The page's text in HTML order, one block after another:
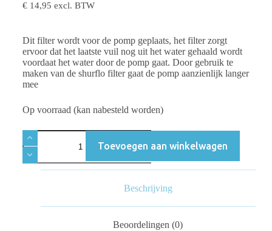
€14,95 excl. BTW
Dit filter wordt voor de pomp geplaats, het filter zorgt
ervoor dat het laatste vuil nog uit het water gehaald wordt
voordaat het water door de pomp gaat. Door gebruik te
maken van de shurflo filter gaat de pomp aanzienlijk langer
mee
Op voorraad (kan nabesteld worden)
Toevoegen aan winkelwagen
Beschrijving
Beoordelingen (0)